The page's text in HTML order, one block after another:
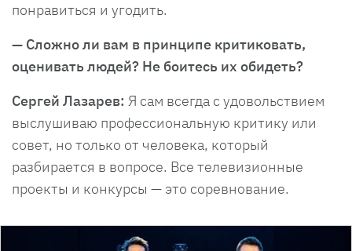
понравиться и угодить.
— Сложно ли вам в принципе критиковать,
оценивать людей? Не боитесь их обидеть?
Сергей Лазарев: Я сам всегда с удовольствием
выслушиваю профессиональную критику или
совет, но только от человека, который
разбирается в вопросе. Все телевизионные
проекты и конкурсы — это соревнование.